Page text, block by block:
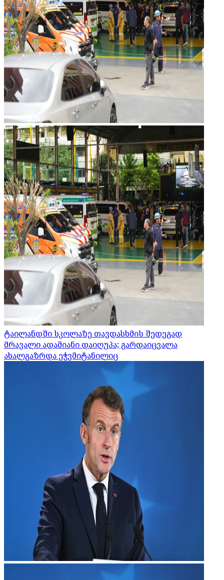
ტაილანდში სკოლაზე თავდასხმის შედეგად
მრავალი ადამიანი დაიღუპა; გარდაიცვალა
ახალგაზრდა ეჭვმიტანილიც